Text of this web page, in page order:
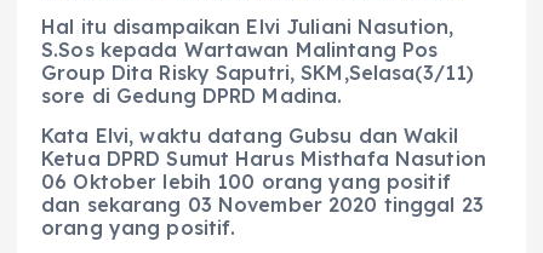
Hal itu disampaikan Elvi Juliani Nasution,
S.Sos kepada Wartawan Malintang Pos
Group Dita Risky Saputri, SKM,Selasa(3/11)
sore di Gedung DPRD Madina.
Kata Elvi, waktu datang Gubsu dan Wakil
Ketua DPRD Sumut Harus Misthafa Nasution
06 Oktober lebih 100 orang yang positif
dan sekarang 03 November 2020 tinggal 23
orang yang positif.